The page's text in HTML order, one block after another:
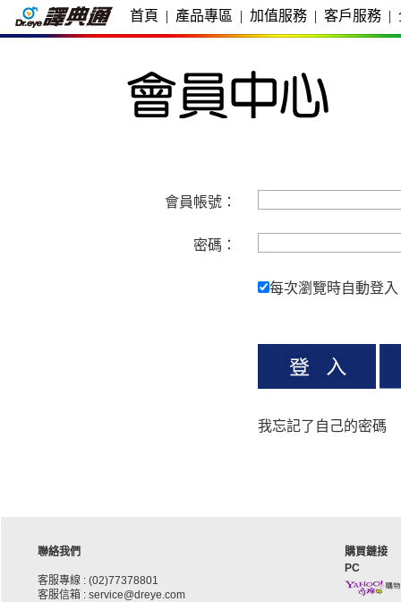
首頁 | 產品專區 | 加值服務 | 客戶服務 |
會員帳號：
密碼：
每次瀏覽時自動登入
我忘記了自己的密碼
聯絡我們
客服專線 : (02)77378801
客服信箱 : service@dreye.com
購買鏈接
PC